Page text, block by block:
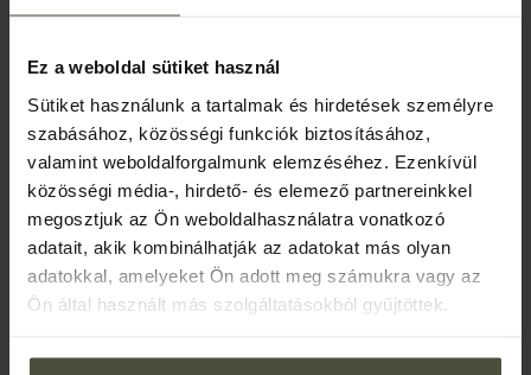
Ez a weboldal sütiket használ
Sütiket használunk a tartalmak és hirdetések személyre
szabásához, közösségi funkciók biztosításához,
valamint weboldalforgalmunk elemzéséhez. Ezenkívül
közösségi média-, hirdető- és elemező partnereinkkel
megosztjuk az Ön weboldalhasználatra vonatkozó
adatait, akik kombinálhatják az adatokat más olyan
adatokkal, amelyeket Ön adott meg számukra vagy az
Ön által használt más szolgáltatásokból gyűjtöttek.
Voucher de experiență pentru 3 nopți
Cumpără un voucher experiență cadou rapid și ușor!
2 adulți / 3 nopți